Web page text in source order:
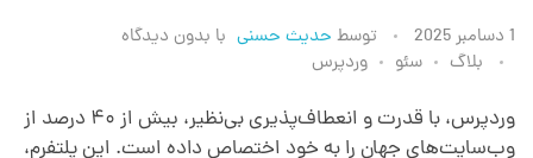
خ
د
1 دسامبر 2025 توسط حدیث حسنی با بدون دیدگاه
بلاگ
سئو وردپرس
وردپرس، با قدرت و انعطاف‌پذیری بی‌نظیر، بیش از ۴۰ درصد از
وب‌سایت‌های جهان را به خود اختصاص داده است. این پلتفرم،